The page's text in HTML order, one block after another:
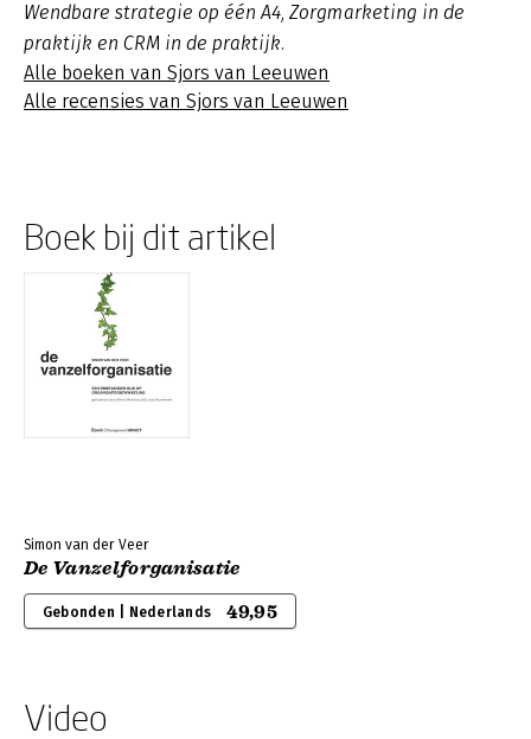
Wendbare strategie op één A4, Zorgmarketing in de
praktijk en CRM in de praktijk.
Alle boeken van Sjors van Leeuwen
Alle recensies van Sjors van Leeuwen
Boek bij dit artikel
Simon van der Veer
De Vanzelforganisatie
Gebonden | Nederlands 49,95
Video